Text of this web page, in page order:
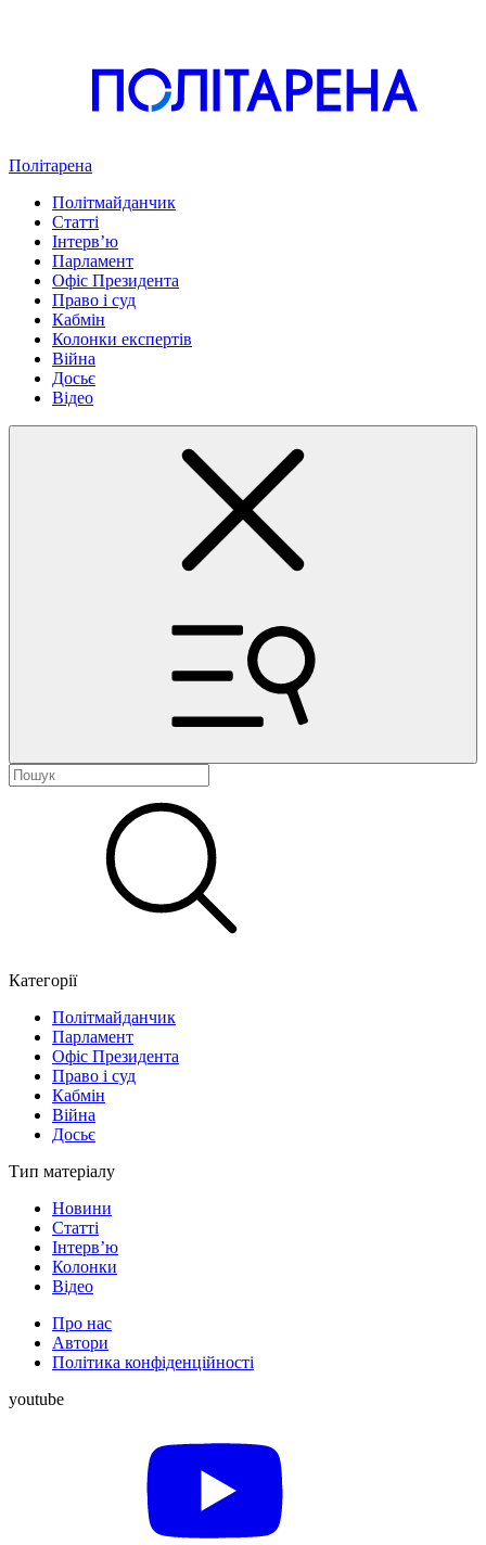
Політарена
Політмайданчик
Статті
Інтервʼю
Парламент
Офіс Президента
Право і суд
Кабмін
Колонки експертів
Війна
Досьє
Відео
Категорії
Політмайданчик
Парламент
Офіс Президента
Право і суд
Кабмін
Війна
Досьє
Тип матеріалу
Новини
Статті
Інтерв’ю
Колонки
Відео
Про нас
Автори
Політика конфіденційності
youtube